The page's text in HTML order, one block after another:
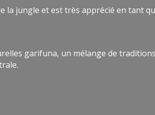
la jungle et est très apprécié en tant
garifuna, un mélange de